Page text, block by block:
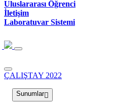
Uluslararası Öğrenci
İletişim
Laboratuvar Sistemi
ÇALIŞTAY 2022
Sunumlar